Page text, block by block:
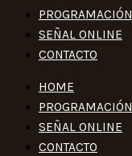
PROGRAMACIÓN
SEÑAL ONLINE
CONTACTO
HOME
PROGRAMACIÓN
SEÑAL ONLINE
CONTACTO